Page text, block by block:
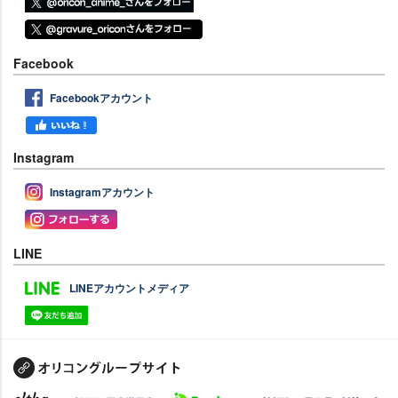
Facebook
Facebookアカウント
Instagram
Instagramアカウント
LINE
LINEアカウントメディア